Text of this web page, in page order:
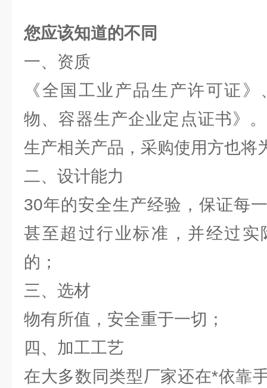
您应该知道的不同
一、资质
《全国工业产品生产许可证
物、容器生产企业定点证书》
生产相关产品，采购使用方也将
二、设计能力
30年的安全生产经验，保证每
甚至超过行业标准，并经过实
的；
三、选材
物有所值，安全重于一切；
四、加工工艺
在大多数同类型厂家还在*依靠